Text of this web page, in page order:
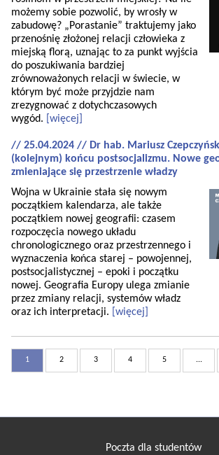
możemy sobie pozwolić, by wrosły w
zabudowę? „Porastanie” traktujemy jako
przenośnię złożonej relacji człowieka z
miejską florą, uznając to za punkt wyjścia
do poszukiwania bardziej
zrównoważonych relacji w świecie, w
którym być może przyjdzie nam
zrezygnować z dotychczasowych
wygód.
[więcej]
// 25.04.2024 // Dr hab. Mariusz
(kolejnym) końcu postsocjalizmu. Nowe
zmieniające się przestrzenie władzy
Wojna w Ukrainie stała się nowym
początkiem kalendarza, ale także
początkiem nowej geografii: czasem
rozpoczęcia nowego układu
chronologicznego oraz przestrzennego i
wyznaczenia końca starej – powojennej,
postsocjalistycznej – epoki i początku
nowej. Geografia Europy ulega zmianie
przez zmiany relacji, systemów władz
oraz ich interpretacji.
[więcej]
1 2 3 4 5 ...
Poczta dla studentów